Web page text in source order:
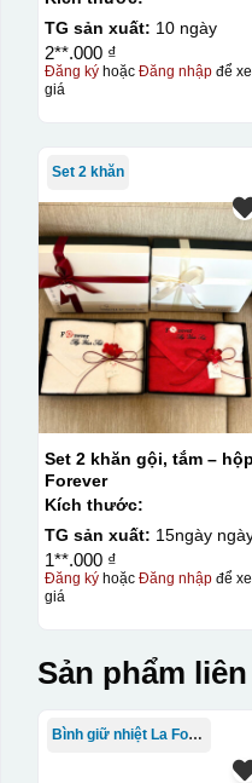
TG sản xuất: 10 ngày
2**.000 ₫
Đăng kýhoặc Đăng nhậpđể
giá
Set 2 khăn
Set 2 khăn gội, tắm – hộp
Forever
Kích thước:
TG sản xuất: 15ngày
1**.000 ₫
Đăng kýhoặc Đăng nhậpđể
giá
Sản phẩm
Bình giữ nhiệt La Fonte